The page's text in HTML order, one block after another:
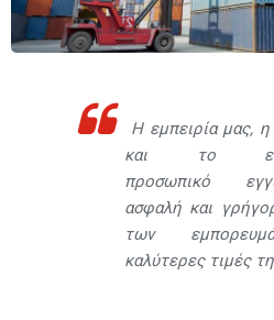
Η εμπειρία μας, η
και το
προσωπικό
ασφαλή και
των
καλύτερες τιμές